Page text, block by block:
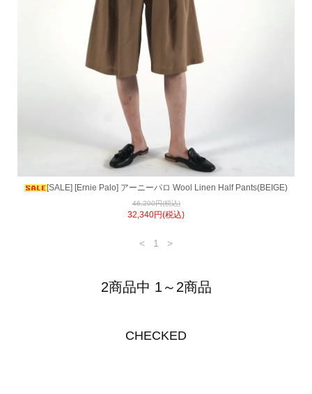
[SALE] [Ernie Palo] アーニーパロ Wool Linen Half Pants(BEIGE)
46,200円(税込)
32,340円(税込)
< 1 >
2商品中 1～2商品
CHECKED